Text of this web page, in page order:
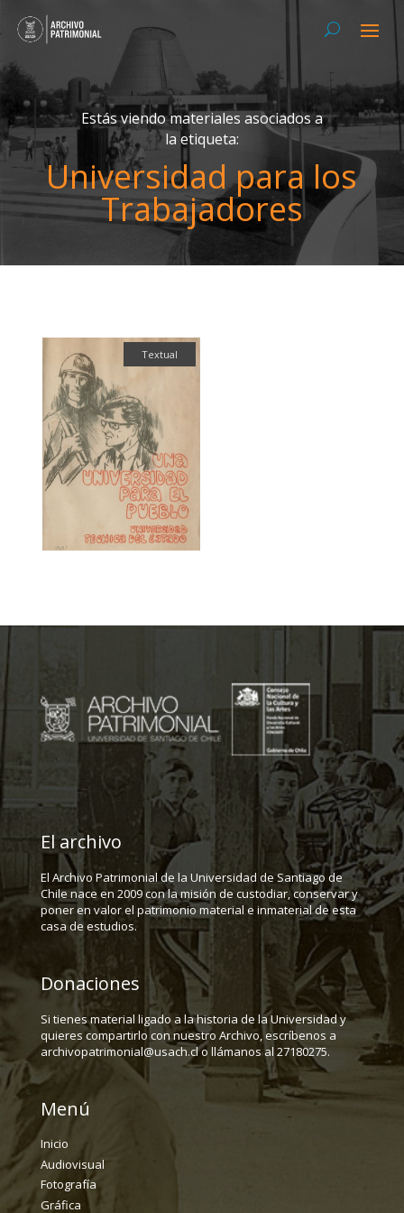
Estás viendo materiales asociados a
la etiqueta:
Universidad para los
Trabajadores
Textual
El archivo
El Archivo Patrimonial de la Universidad de Santiago de
Chile nace en 2009 con la misión de custodiar, conservar y
poner en valor el patrimonio material e inmaterial de esta
casa de estudios.
Donaciones
Si tienes material ligado a la historia de la Universidad y
quieres compartirlo con nuestro Archivo, escríbenos a
archivopatrimonial@usach.cl o llámanos al 27180275.
Menú
Inicio
Audiovisual
Fotografía
Gráfica